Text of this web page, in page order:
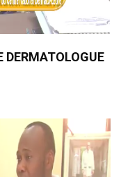
DERMATOLOGUE